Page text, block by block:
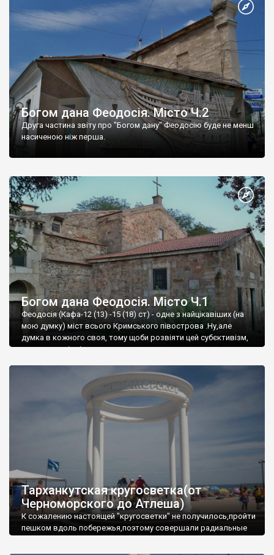
Богом дана Феодосія. Місто Ч.2
Друга частина звіту про "Богом дану" Феодосію буде не менш
насиченою ніж перша.
Богом дана Феодосія. Місто Ч.1
Феодосія (Кафа-12 (13) -15 (18) ст) - одне з найцікавіших (на
мою думку) міст всього Кримського півострова .Ну,але
думка в кожного своя, тому щоби розвіяти цей субєктивізм,
запрошую відвідати це
Тарханкутская кругосветка(от
Черноморского до Атлеша)
К сожалению настоящей "кругосветки" не получилось,пройти
пешком вдоль побережья,поэтому совершали радиальные